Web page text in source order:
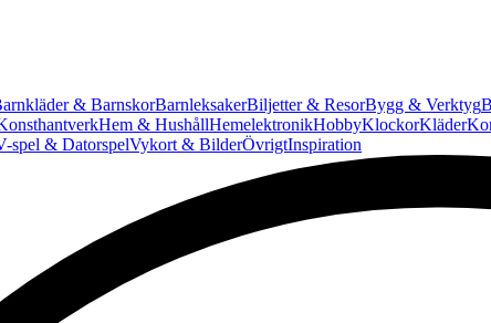
& BarnskorBarnleksakerBiljetter & ResorBygg & Verktyg
Hem & HushållHemelektronikHobbyKlockorKläder
spel & DatorspelVykort & BilderÖvrigtInspiration